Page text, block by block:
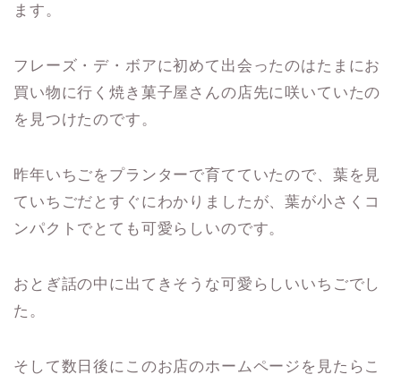
ます。
フレーズ・デ・ボアに初めて出会ったのはたまにお
買い物に行く焼き菓子屋さんの店先に咲いていたの
を見つけたのです。
昨年いちごをプランターで育てていたので、葉を見
ていちごだとすぐにわかりましたが、葉が小さくコ
ンパクトでとても可愛らしいのです。
おとぎ話の中に出てきそうな可愛らしいいちごでし
た。
そして数日後にこのお店のホームページを見たらこ